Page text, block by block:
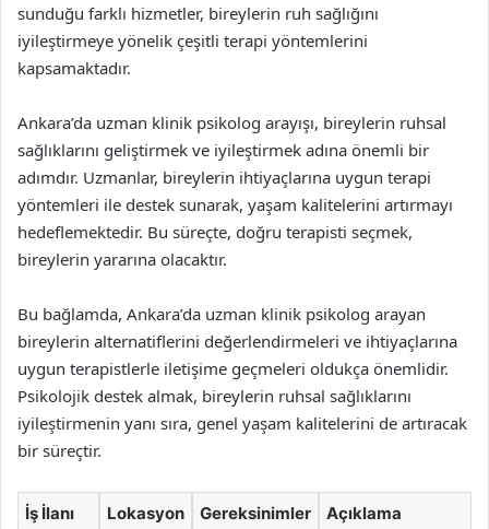
sunduğu farklı hizmetler, bireylerin ruh sağlığını
iyileştirmeye yönelik çeşitli terapi yöntemlerini
kapsamaktadır.
Ankara’da uzman klinik psikolog arayışı, bireylerin ruhsal
sağlıklarını geliştirmek ve iyileştirmek adına önemli bir
adımdır. Uzmanlar, bireylerin ihtiyaçlarına uygun terapi
yöntemleri ile destek sunarak, yaşam kalitelerini artırmayı
hedeflemektedir. Bu süreçte, doğru terapisti seçmek,
bireylerin yararına olacaktır.
Bu bağlamda, Ankara’da uzman klinik psikolog arayan
bireylerin alternatiflerini değerlendirmeleri ve ihtiyaçlarına
uygun terapistlerle iletişime geçmeleri oldukça önemlidir.
Psikolojik destek almak, bireylerin ruhsal sağlıklarını
iyileştirmenin yanı sıra, genel yaşam kalitelerini de artıracak
bir süreçtir.
İş İlanı Lokasyon Gereksinimler Açıklama